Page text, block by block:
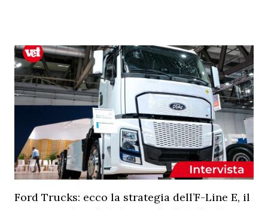
Ford Trucks: ecco la strategia dell’F-Line E, il